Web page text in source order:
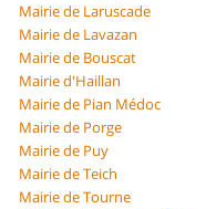
Mairie de Laruscade
Mairie de Lavazan
Mairie de Bouscat
Mairie d'Haillan
Mairie de Pian Médoc
Mairie de Porge
Mairie de Puy
Mairie de Teich
Mairie de Tourne